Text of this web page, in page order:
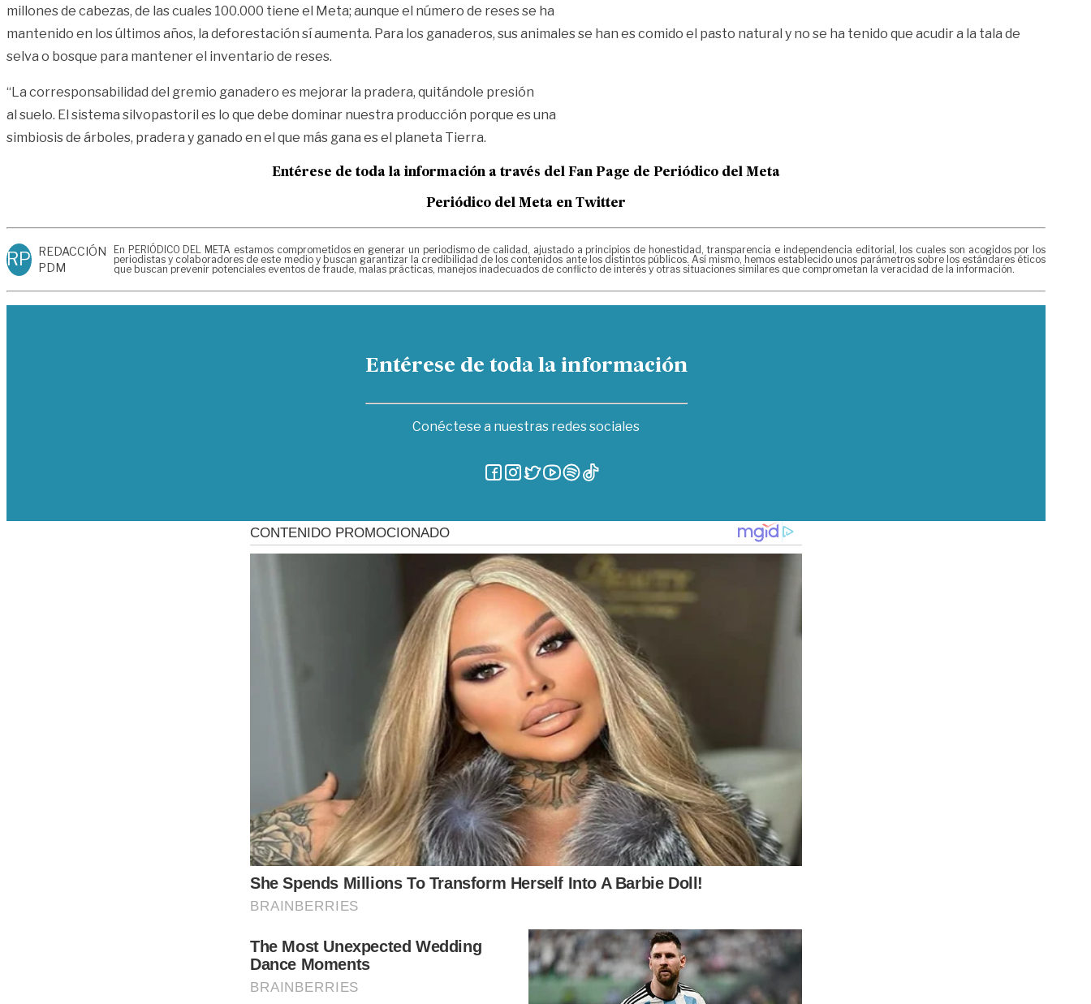
millones de cabezas, de las cuales 100.000 tiene el Meta; aunque el número de reses se ha
mantenido en los últimos años, la deforestación sí aumenta. Para los ganaderos, sus animales se han es comido el pasto natural y no se ha tenido que acudir a la tala de
selva o bosque para mantener el inventario de reses.
“La corresponsabilidad del gremio ganadero es mejorar la pradera, quitándole presión
al suelo. El sistema silvopastoril es lo que debe dominar nuestra producción porque es una
simbiosis de árboles, pradera y ganado en el que más gana es el planeta Tierra.
Entérese de toda la información a través del Fan Page de Periódico del Meta
Periódico del Meta en Twitter
RP REDACCIÓN
PDM
En PERIÓDICO DEL META estamos comprometidos en generar un periodismo de calidad, ajustado a principios de honestidad, transparencia e independencia editorial, los cuales son acogidos por los
periodistas y colaboradores de este medio y buscan garantizar la credibilidad de los contenidos ante los distintos públicos. Así mismo, hemos establecido unos parámetros sobre los estándares éticos
que buscan prevenir potenciales eventos de fraude, malas prácticas, manejos inadecuados de conflicto de interés y otras situaciones similares que comprometan la veracidad de la información.
Entérese de toda la información
Conéctese a nuestras redes sociales